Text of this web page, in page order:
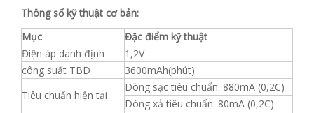
Thông số kỹ thuật cơ bản:
Mục
Đặc điểm kỹ thuật
Điện áp danh định
1,2V
công suất TBD
3600mAh(phút)
Tiêu chuẩn hiện tại
Dòng sạc tiêu chuẩn: 880mA (0,2C)
Dòng xả tiêu chuẩn: 80mA (0,2C)